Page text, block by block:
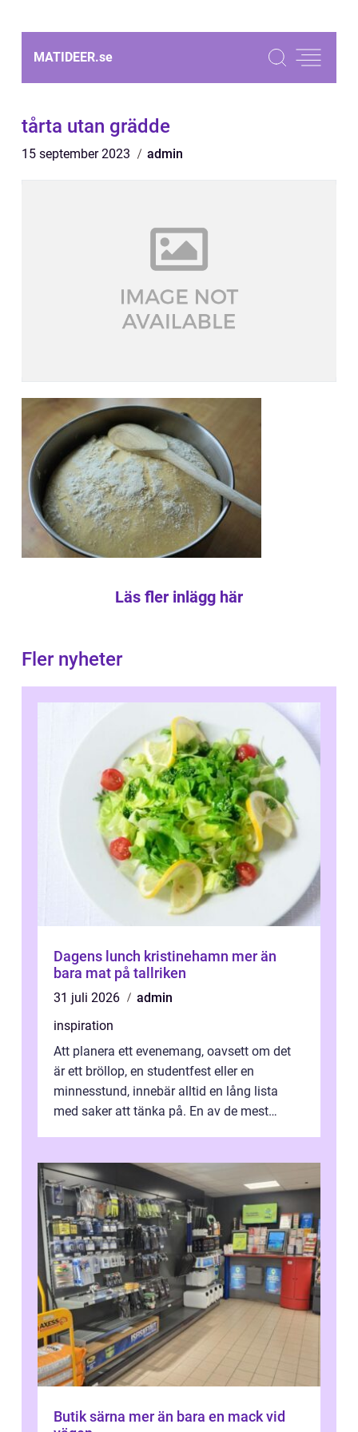
MATIDEER.se
tårta utan grädde
15 september 2023 admin
Läs fler inlägg här
Fler nyheter
Dagens lunch kristinehamn mer än
bara mat på tallriken
31 juli 2026
admin
inspiration
Att planera ett evenemang, oavsett om det
är ett bröllop, en studentfest eller en
minnesstund, innebär alltid en lång lista
med saker att tänka på. En av de mest
Butik särna mer än bara en mack vid